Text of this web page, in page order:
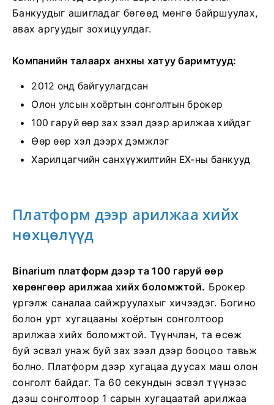
Банкуудыг ашигладаг бөгөөд мөнгө байршуулах,
авах аргуудыг зохицуулдаг.
Компанийн талаарх анхны хатуу баримтууд:
2012 онд байгуулагдсан
Олон улсын хоёртын сонголтын брокер
100 гаруй өөр зах зээл дээр арилжаа хийдэг
Өөр өөр хэл дээрх дэмжлэг
Харилцагчийн санхүүжилтийн ЕХ-ны банкууд
Платформ дээр арилжаа хийх
нөхцөлүүд
Binarium платформ дээр та 100 гаруй өөр
хөрөнгөөр ​​арилжаа хийх боломжтой. Брокер
үргэлж саналаа сайжруулахыг хичээдэг. Богино
болон урт хугацааны хоёртын сонголтоор
арилжаа хийх боломжтой. Түүнчлэн, та өсөж
буй эсвэл унаж буй зах зээл дээр бооцоо тавьж
болно. Платформ дээр хугацаа дуусах маш олон
сонголт байдаг. Та 60 секундын эсвэл түүнээс
дээш сонголтоор 1 сарын хугацаатай арилжаа